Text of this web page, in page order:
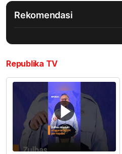
Rekomendasi
Republika TV